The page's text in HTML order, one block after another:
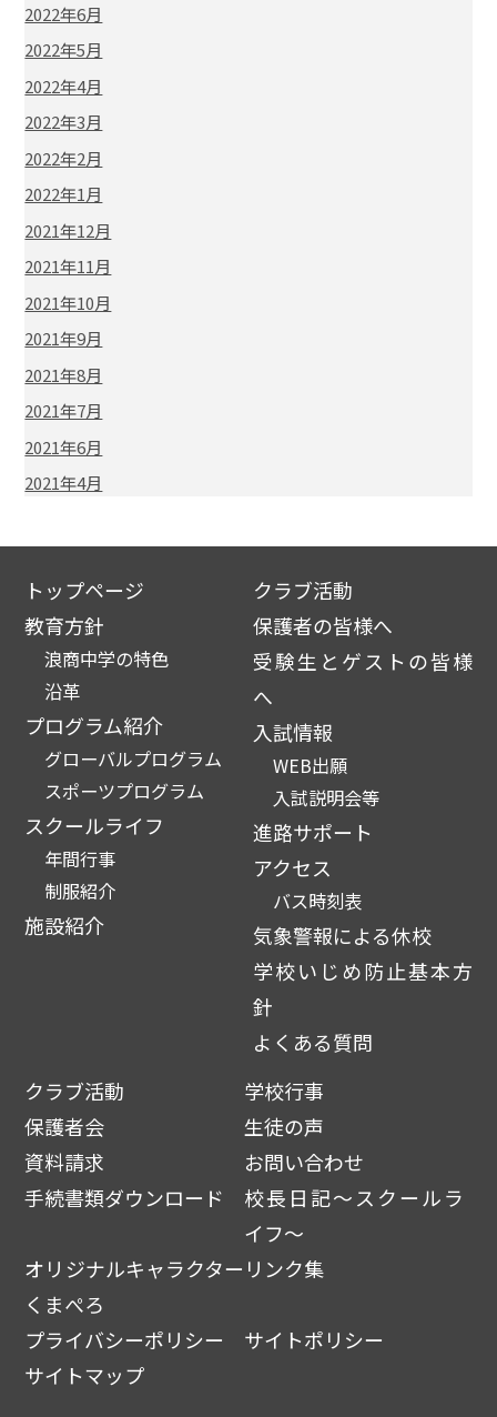
2022年6月
2022年5月
2022年4月
2022年3月
2022年2月
2022年1月
2021年12月
2021年11月
2021年10月
2021年9月
2021年8月
2021年7月
2021年6月
2021年4月
トップページ
教育方針
浪商中学の特色
沿革
プログラム紹介
グローバルプログラム
スポーツプログラム
スクールライフ
年間行事
制服紹介
施設紹介
クラブ活動
保護者の皆様へ
受験生とゲストの皆様
へ
入試情報
WEB出願
入試説明会等
進路サポート
アクセス
バス時刻表
気象警報による休校
学校いじめ防止基本方
針
よくある質問
クラブ活動
学校行事
保護者会
生徒の声
資料請求
お問い合わせ
手続書類ダウンロード
校長日記～スクールラ
イフ～
オリジナルキャラクター
くまぺろ
リンク集
プライバシーポリシー
サイトポリシー
サイトマップ